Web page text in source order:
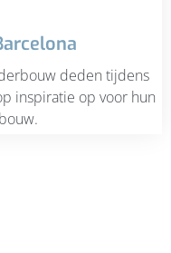
deden tijdens
inspiratie op voor hun